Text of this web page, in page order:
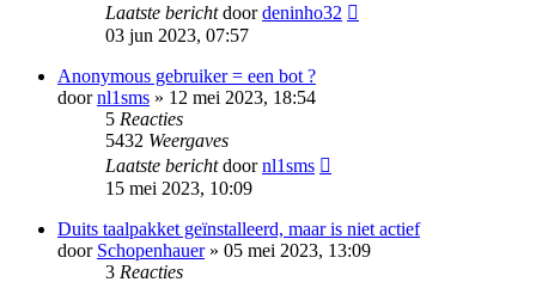
Laatste berichtdoordeninho32
03 jun 2023, 07:57
Anonymous gebruiker = een bot ?
doornl1sms » 12 mei 2023, 18:54
5 Reacties
5432 Weergaves
Laatste berichtdoornl1sms
15 mei 2023, 10:09
Duits taalpakket geïnstalleerd, maar is niet actief
door Schopenhauer» 05 mei 2023, 13:09
3 Reacties